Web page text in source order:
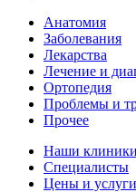
Анатомия
Заболевания
Лекарства
Лечение и
Ортопедия
Проблемы и
Прочее
Наши клиники
Специалисты
Цены и услуги